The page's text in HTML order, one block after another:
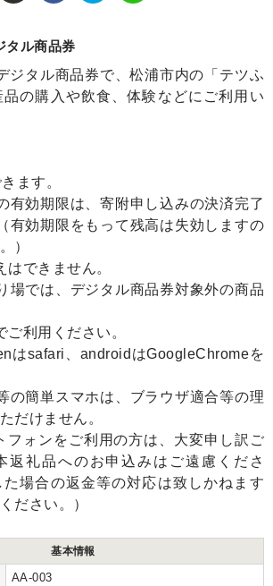
タル商品券
ジタル商品券で、松浦市内の「テツふ
品の購入や飲食、体験などにご利用い
ます。
有効期限は、寄附申し込みの決済完了
有効期限をもって残高は失効しますの
）
できません。
場では、デジタル商品券対象外の商品
利用ください。
はsafari、androidはGoogleChromeを
の簡単スマホは、ブラウザ適合等の理
だけません。
フォンをご利用の方は、大変申し訳ご
返礼品へのお申込みはご遠慮くださ
場合の返金等の対応は致しかねます
ださい。）
基本情報
AA-003